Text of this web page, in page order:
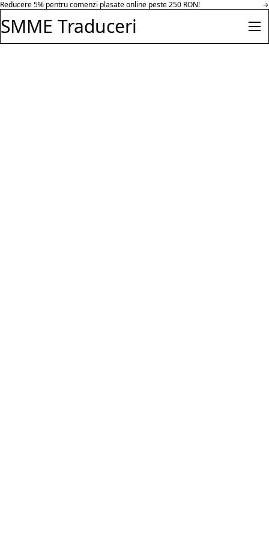
Salt la conținut
Reducere 30% pentru comenzi peste 500 RON in parteneriat cu Hazeloft
→
SMME Traduceri